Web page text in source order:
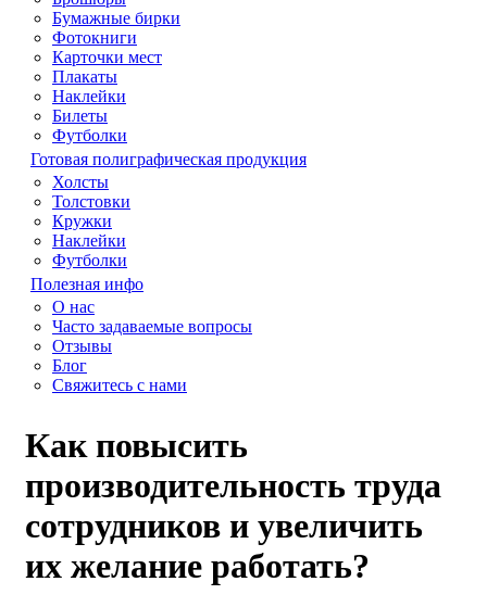
Бумажные бирки
Фотокниги
Карточки мест
Плакаты
Наклейки
Билеты
Футболки
Готовая полиграфическая продукция
Холсты
Толстовки
Кружки
Наклейки
Футболки
Полезная инфо
О нас
Часто задаваемые вопросы
Отзывы
Блог
Свяжитесь с нами
Как повысить
производительность труда
сотрудников и увеличить
их желание работать?